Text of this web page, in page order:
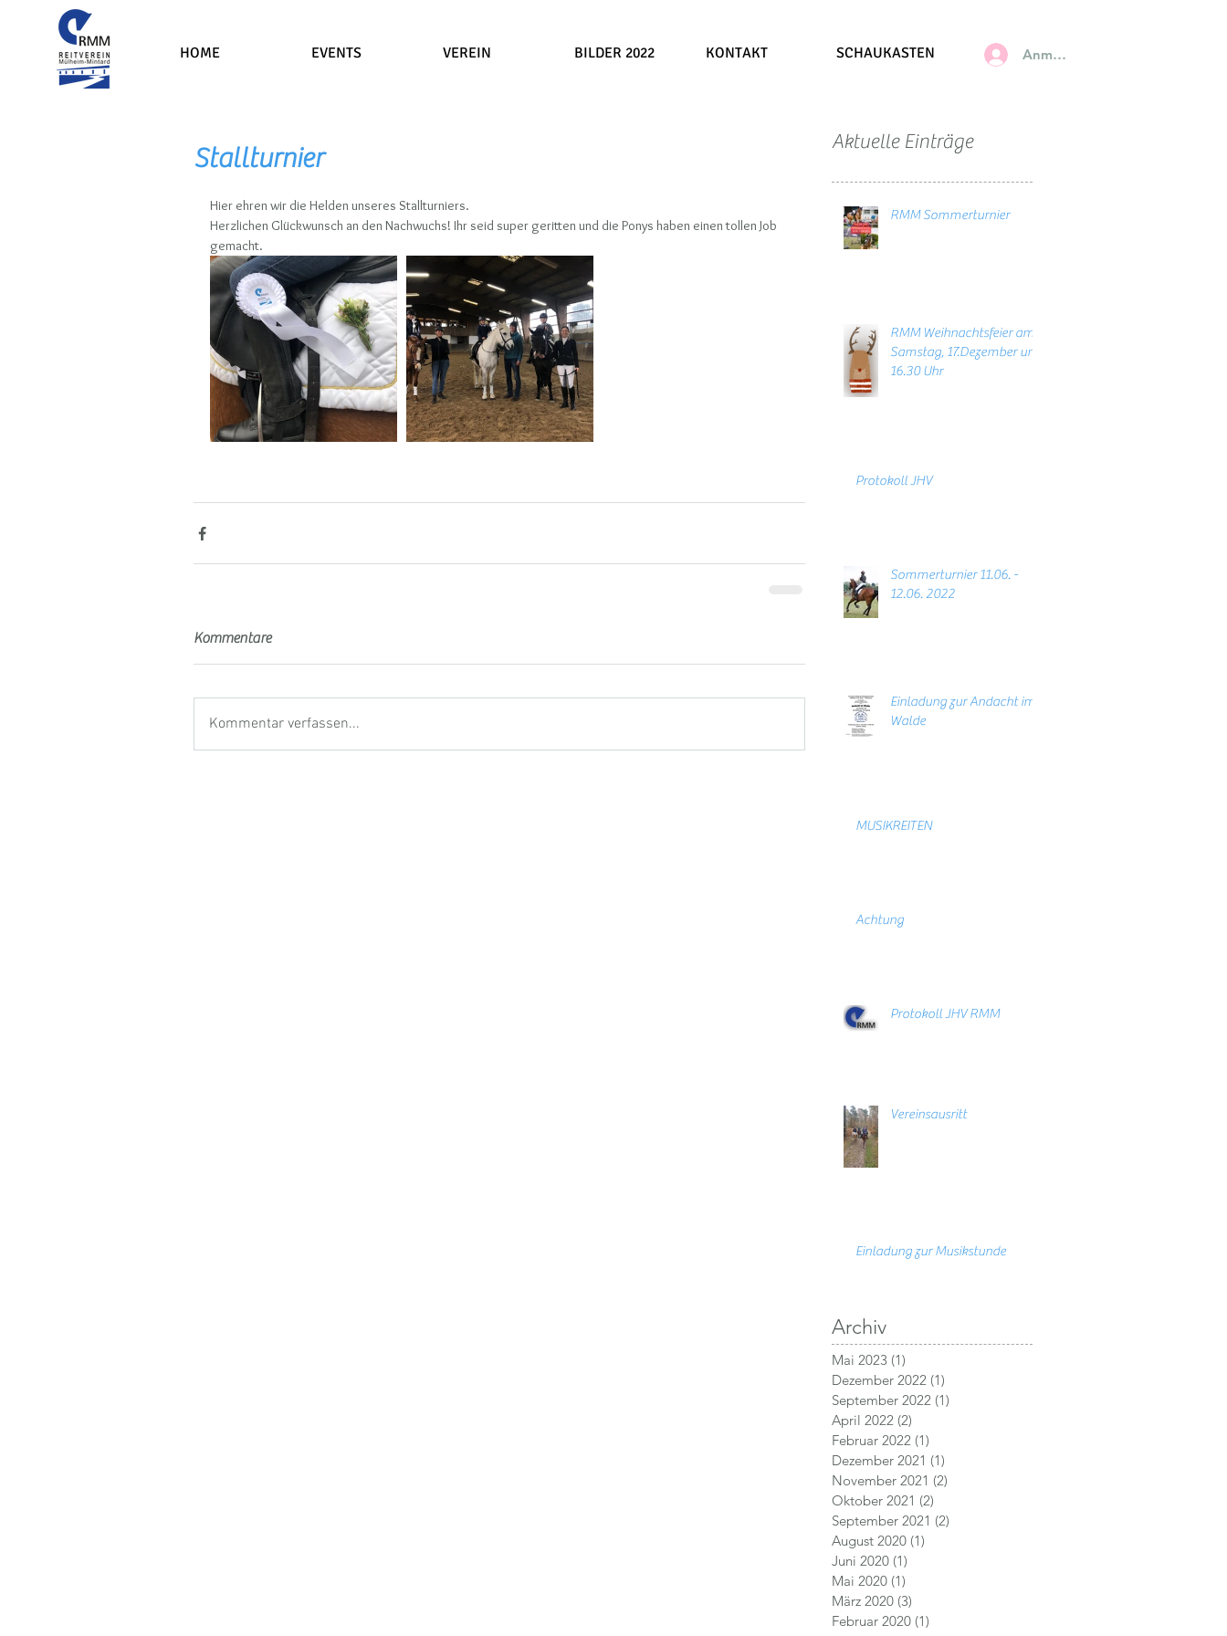
HOME EVENTS VEREIN BILDER 2022 KONTAKT SCHAUKASTEN Anmelden
Stallturnier
Hier ehren wir die Helden unseres Stallturniers.
Herzlichen Glückwunsch an den Nachwuchs! Ihr seid super geritten und die Ponys haben einen tollen Job
gemacht.
Kommentare
Kommentar verfassen...
Aktuelle Einträge
RMM Sommerturnier
RMM Weihnachtsfeier am
Samstag, 17.Dezember um
16.30 Uhr
Protokoll JHV
Sommerturnier 11.06. -
12.06. 2022
Einladung zur Andacht im
Walde
MUSIKREITEN
Achtung
Protokoll JHV RMM
Vereinsausritt
Einladung zur Musikstunde
Archiv
Mai 2023 (1)
Dezember 2022 (1)
September 2022 (1)
April 2022 (2)
Februar 2022 (1)
Dezember 2021 (1)
November 2021 (2)
Oktober 2021 (2)
September 2021 (2)
August 2020 (1)
Juni 2020 (1)
Mai 2020 (1)
März 2020 (3)
Februar 2020 (1)